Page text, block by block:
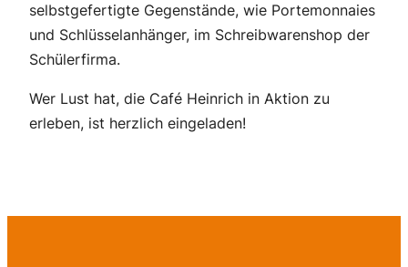
selbstgefertigte Gegenstände, wie Portemonnaies
und Schlüsselanhänger, im Schreibwarenshop der
Schülerfirma.
Wer Lust hat, die Café Heinrich in Aktion zu
erleben, ist herzlich eingeladen!